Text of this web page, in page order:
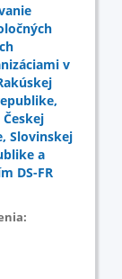
v
Slovinskej
a
DS-FR